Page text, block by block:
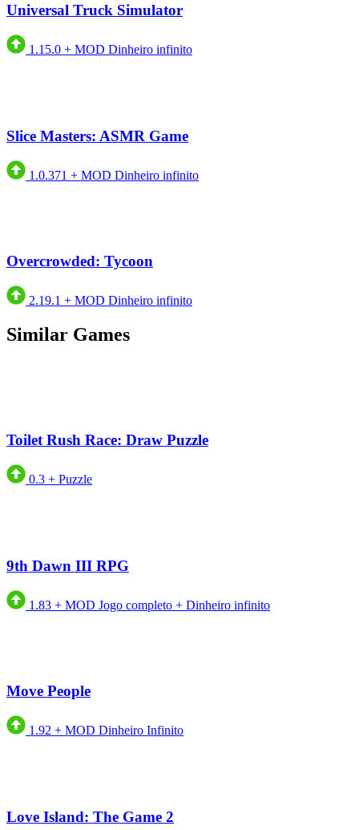
Universal Truck Simulator
1.15.0 + MOD Dinheiro infinito
Slice Masters: ASMR Game
1.0.371 + MOD Dinheiro infinito
Overcrowded: Tycoon
2.19.1 + MOD Dinheiro infinito
Similar Games
Toilet Rush Race: Draw Puzzle
0.3 + Puzzle
9th Dawn III RPG
1.83 + MOD Jogo completo + Dinheiro infinito
Move People
1.92 + MOD Dinheiro Infinito
Love Island: The Game 2